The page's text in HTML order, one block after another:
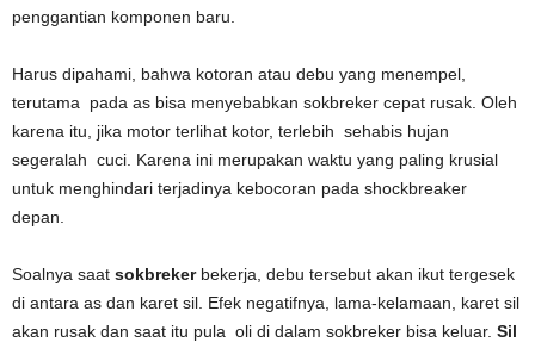
penggantian komponen baru.
Harus dipahami, bahwa kotoran atau debu yang menempel,
terutama pada as bisa menyebabkan sokbreker cepat rusak. Oleh
karena itu, jika motor terlihat kotor, terlebih sehabis hujan
segeralah cuci. Karena ini merupakan waktu yang paling krusial
untuk menghindari terjadinya kebocoran pada shockbreaker
depan.
Soalnya saat sokbrekerbekerja, debu tersebut akan ikut tergesek
di antara as dan karet sil. Efek negatifnya, lama-kelamaan, karet sil
akan rusak dan saat itu pula oli di dalam sokbreker bisa keluar. Sil